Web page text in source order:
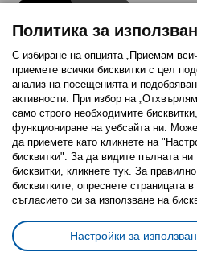
Последвайте ни:
FacebookTwitterYoutubePinterest
Политика за използване на
Избор на настройки за
Условия за ползване на ikea.bg
Политика за защита на
Политика за
С избиране на опцията „Приемам
приемете всички бисквитки с цел
анализ на посещенията и
активности. При избор на
само строго необходимитe
функциониране на уебсайта ни.
да приемете като кликнете на
бисквитки". За да видите пълната
бисквитки, кликнете тук. За
бисквитките, опреснете страницата
съгласието си за използване на
Настройки за